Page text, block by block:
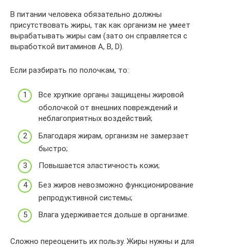
В питании человека обязательно должны
присутствовать жиры, так как организм не умеет
вырабатывать жиры сам (зато он справляется с
выработкой витаминов A, B, D).
Если разбирать по полочкам, то:
Все хрупкие органы защищены жировой
оболочкой от внешних повреждений и
неблагоприятных воздействий;
Благодаря жирам, организм не замерзает
быстро;
Повышается эластичность кожи;
Без жиров невозможно функционирование
репродуктивной системы;
Влага удерживается дольше в организме.
Сложно переоценить их пользу. Жиры нужны и для